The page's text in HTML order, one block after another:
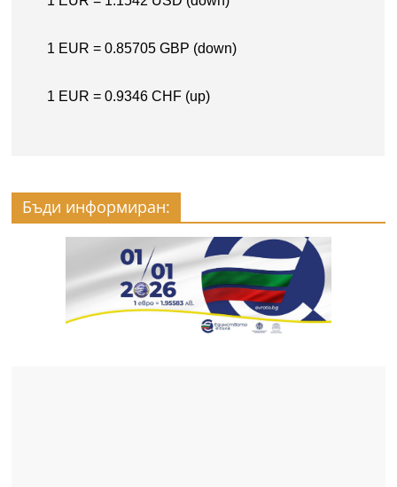
Бъди информиран: